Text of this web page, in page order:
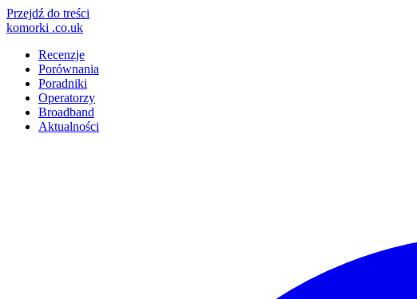
Przejdź do treści
komorki .co.uk
Recenzje
Porównania
Poradniki
Operatorzy
Broadband
Aktualności